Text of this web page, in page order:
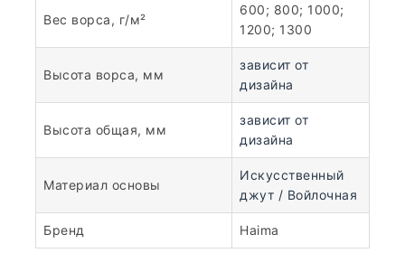
Вес ворса, г/м²
600; 800; 1000;
1200; 1300
Высота ворса, мм
зависит от
дизайна
Высота общая, мм
зависит от
дизайна
Материал основы
Искусственный
джут / Войлочная
Бренд Haima